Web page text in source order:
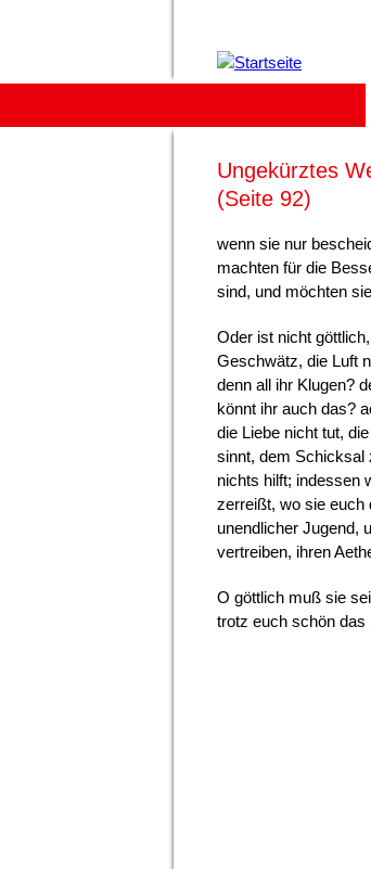
Ungekürztes
(Seite 92)
wenn sie nur
machten für die
sind, und möchten
Oder ist nicht
Geschwätz, die Luft
denn all ihr Klugen?
könnt ihr auch das?
die Liebe nicht tut,
sinnt, dem Schicksal
nichts hilft; indessen
zerreißt, wo sie euch
unendlicher Jugend,
vertreiben, ihren
O göttlich muß sie
trotz euch schön das